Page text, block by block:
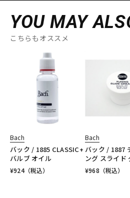
YOU MAY
こちらもオススメ
Bach
バック / 1885 CLASSIC+
バルブ オイル
¥924（税込）
Bach
バック / 1887
ング スライド
¥968 （税込）